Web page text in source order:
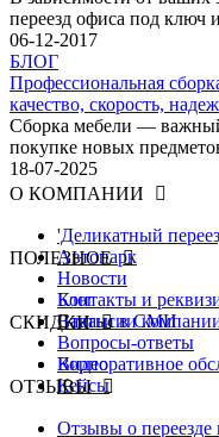
переезд офиса под ключ
06-12-2017
БЛОГ
Профессиональная
качество, скорость,
Сборка мебели —
покупке новых
18-07-2025
О КОМПАНИИ
'Деликатный
Автопарк
Новости
Контакты и
Вакансии
ПОЛЕЗНОЕ
Блог
Статьи в СМИ
Вопросы-ответы
Видео
Кейсы
СКИДКИ
Корпоративное
ОТЗЫВЫ
Отзывы о переезде